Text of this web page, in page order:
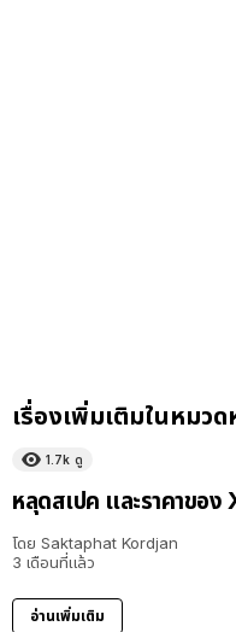
เรื่องเพิ่มเติมในหมว
1.7k ดู
หลุดสเปค และราคาขอ
โดย Saktaphat Kordjan
3 เดือนที่แล้ว
อ่านเพิ่มเติม